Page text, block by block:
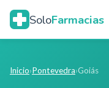
SoloFarmacias
Inicio›Pontevedra›Goiás